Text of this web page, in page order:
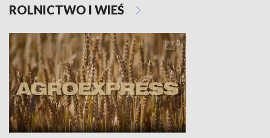
ROLNICTWO I WIEŚ